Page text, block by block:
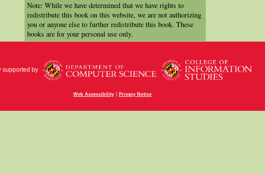
Note: While we have determined that we have rights to
redistribute this book on this website, we are not authorizing
you or anyone else to further redistribute this book. These
books are for your personal use only.
supported by
Web Accessibility | Privacy Notice